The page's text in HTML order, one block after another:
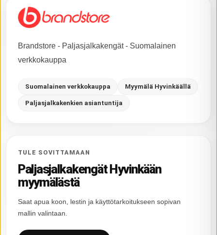
Brandstore - Paljasjalkakengät - Suomalainen
verkkokauppa
Suomalainen verkkokauppa Myymälä Hyvinkäällä
Paljasjalkakenkien asiantuntija
TULE SOVITTAMAAN
Paljasjalkakengät Hyvinkään
myymälästä
Saat apua koon, lestin ja käyttötarkoitukseen sopivan
mallin valintaan.